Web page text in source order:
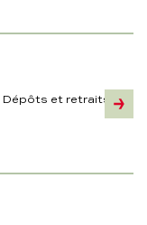
Dépôts et retraits